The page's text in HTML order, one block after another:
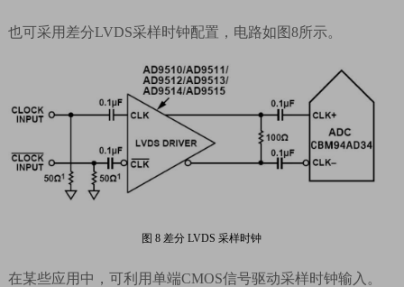
也可采用差分LVDS采样时钟配置，电路如图8所示。
图 8 差分 LVDS 采样时钟
在某些应用中，可利用单端CMOS信号驱动采样时钟输入。